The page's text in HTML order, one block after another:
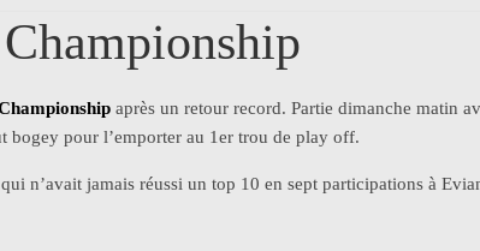
après un retour record. Partie dimanche matin
bogey pour l’emporter au 1er trou de play off.
n’avait jamais réussi un top 10 en sept participations à